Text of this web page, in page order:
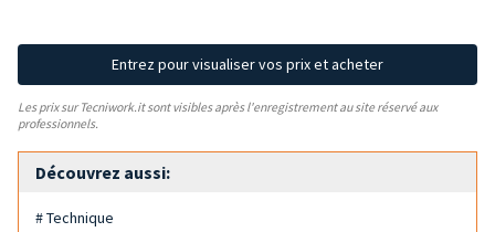
Entrez pour visualiser vos prix et acheter
Les prix sur Tecniwork.it sont visibles après l'enregistrement au site réservé aux
professionnels.
Découvrez aussi:
# Technique